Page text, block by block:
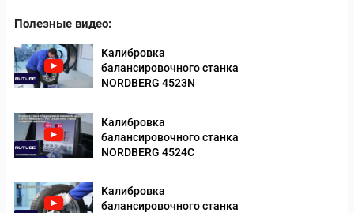
Наличие в СПб
Полезные видео:
Калибровка
балансировочного станка
NORDBERG 4523N
Калибровка
балансировочного станка
NORDBERG 4524C
Калибровка
балансировочного станка